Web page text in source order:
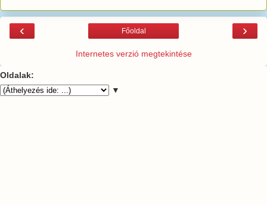
‹ ›
Főoldal
Internetes verzió megtekintése
Oldalak:
▼